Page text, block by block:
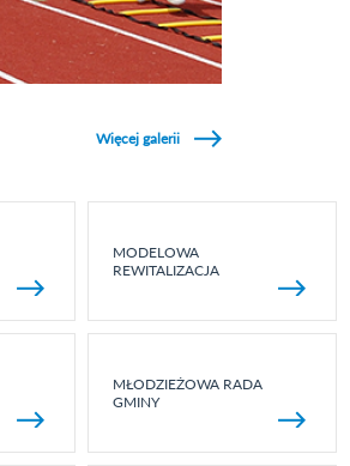
Więcej galerii
MODELOWA
REWITALIZACJA
MŁODZIEŻOWA RADA
GMINY